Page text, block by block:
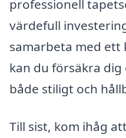
professionell
värdefull
samarbeta med
kan du försäkra
både stiligt och
Till sist, kom ihåg